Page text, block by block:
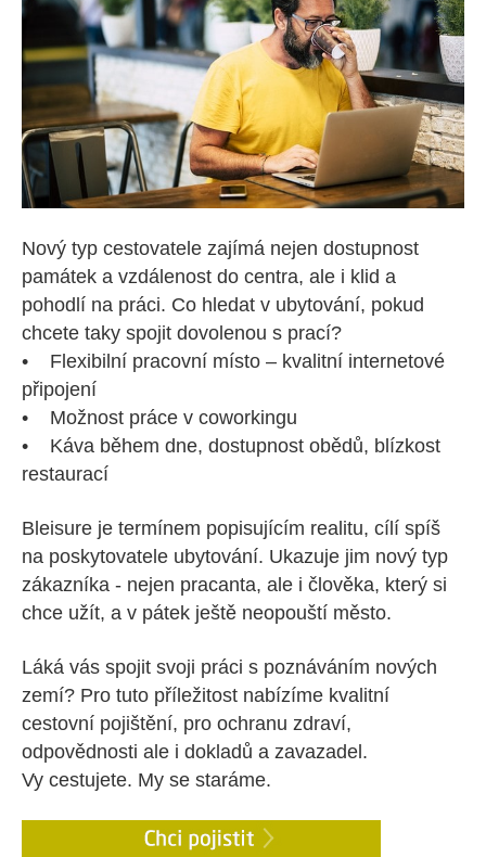
Nový typ cestovatele zajímá nejen dostupnost
památek a vzdálenost do centra, ale i klid a
pohodlí na práci. Co hledat v ubytování, pokud
chcete taky spojit dovolenou s prací?
• Flexibilní pracovní místo – kvalitní internetové
připojení
• Možnost práce v coworkingu
• Káva během dne, dostupnost obědů, blízkost
restaurací
Bleisure je termínem popisujícím realitu, cílí spíš
na poskytovatele ubytování. Ukazuje jim nový typ
zákazníka - nejen pracanta, ale i člověka, který si
chce užít, a v pátek ještě neopouští město.
Láká vás spojit svoji práci s poznáváním nových
zemí? Pro tuto příležitost nabízíme kvalitní
cestovní pojištění, pro ochranu zdraví,
odpovědnosti ale i dokladů a zavazadel.
Vy cestujete. My se staráme.